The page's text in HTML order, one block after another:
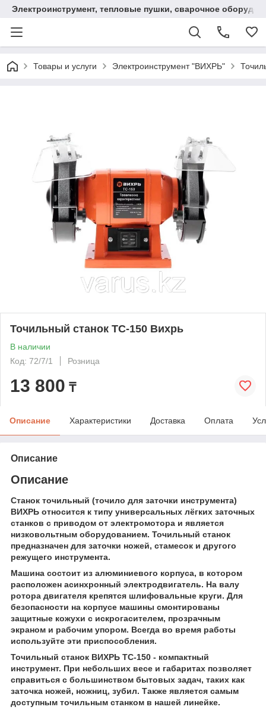
Электроинструмент, тепловые пушки, сварочное
Товары и услуги Электроинструмент "ВИХРЬ"
Точильный станок ТС-150 Вихрь
В наличии
Код: 72/7/1
Розница
13 800 ₸
Описание Характеристики Доставка Оплата
Описание
Описание
Станок точильный (точило для заточки инструмента)
ВИХРЬ относится к типу универсальных лёгких заточных
станков с приводом от электромотора и является
низковольтным оборудованием. Точильный станок
предназначен для заточки ножей, стамесок и другого
режущего инструмента.
Машина состоит из алюминиевого корпуса, в котором
расположен асинхронный электродвигатель. На валу
ротора двигателя крепятся шлифовальные круги. Для
безопасности на корпусе машины смонтированы
защитные кожухи с искрогасителем, прозрачным
экраном и рабочим упором. Всегда во время работы
используйте эти приспособления.
Точильный станок ВИХРЬ ТС-150 - компактный
инструмент. При небольших весе и габаритах позволяет
справиться с большинством бытовых задач, таких как
заточка ножей, ножниц, зубил. Также является самым
доступным точильным станком в нашей линейке.